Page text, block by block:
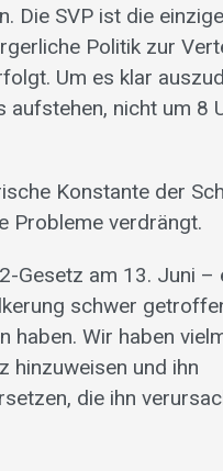
Die SVP ist die
Politik zur
Um es klar
nicht um 8
Konstante der
Probleme verdrängt.
Gesetz am 13. Juni –
schwer
haben. Wir haben
hinzuweisen und ihn
die ihn